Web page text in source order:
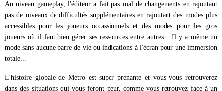
Au niveau gameplay, l'éditeur a fait pas mal de changements en rajoutant
pas de niveaux de difficultés supplémentaires en rajoutant des modes plus
accessibles pour les joueurs occassionnels et des modes pour les gros
joueurs où il faut bien gérer ses ressources entre autres... Il y a même un
mode sans aucune barre de vie ou indications à l'écran pour une immersion
totale...
L'histoire globale de Metro est super prenante et vous vous retrouverez
dans des situations qui vous feront peur, comme vous retrouvez face à un